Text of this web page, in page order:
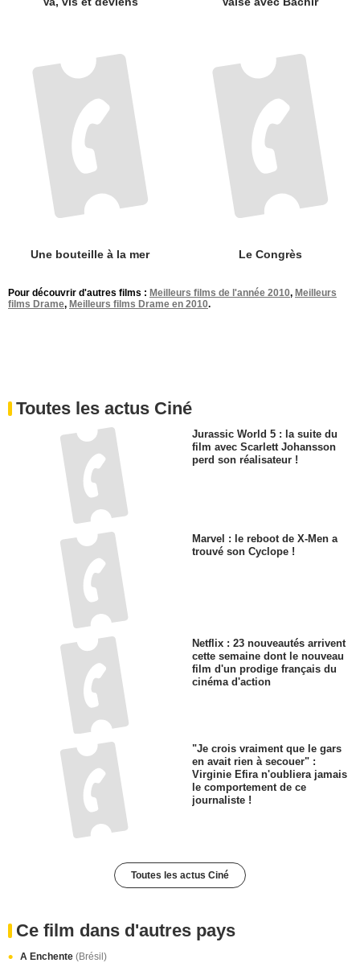
Une bouteille à la mer Le Congrès
Pour découvrir d'autres films : Meilleurs films de l'année 2010, Meilleurs
films Drame, Meilleurs films Drame en 2010.
Toutes les actus Ciné
Jurassic World 5 : la suite du
film avec Scarlett Johansson
perd son réalisateur !
Marvel : le reboot de X-Men a
trouvé son Cyclope !
Netflix : 23 nouveautés arrivent
cette semaine dont le nouveau
film d'un prodige français du
cinéma d'action
"Je crois vraiment que le gars
en avait rien à secouer" :
Virginie Efira n'oubliera jamais
le comportement de ce
journaliste !
Toutes les actus Ciné
Ce film dans d'autres pays
A Enchente (Brésil)